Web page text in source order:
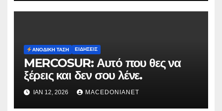
ΑΝΟΔΙΚΉ ΤΆΣΗ ΕΙΔΉΣΕΙΣ
MERCOSUR: Αυτό που θες να
ξέρεις και δεν σου λένε.
ΙΑΝ 12, 2026 MACEDONIANET